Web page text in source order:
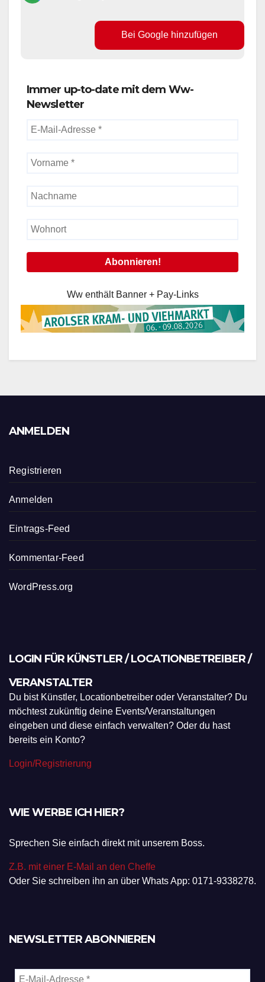
Bei Google hinzufügen
Immer up-to-date mit dem Ww-
Newsletter
Ww enthält Banner + Pay-Links
ANMELDEN
Registrieren
Anmelden
Eintrags-Feed
Kommentar-Feed
WordPress.org
LOGIN FÜR KÜNSTLER / LOCATIONBETREIBER /
VERANSTALTER
Du bist Künstler, Locationbetreiber oder Veranstalter? Du
möchtest zukünftig deine Events/Veranstaltungen
eingeben und diese einfach verwalten? Oder du hast
bereits ein Konto?
Login/Registrierung
WIE WERBE ICH HIER?
Sprechen Sie einfach direkt mit unserem Boss.
Z.B. mit einer E-Mail an den Cheffe
Oder Sie schreiben ihn an über Whats App: 0171-9338278.
NEWSLETTER ABONNIEREN